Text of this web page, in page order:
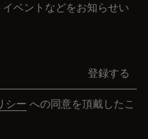
ベントなどをお知らせい
登録する
シー への同意を頂戴したこ